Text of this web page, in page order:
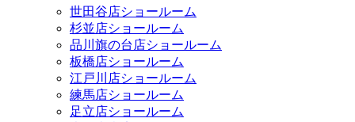
世田谷店ショールーム
杉並店ショールーム
品川旗の台店ショールーム
板橋店ショールーム
江戸川店ショールーム
練馬店ショールーム
足立店ショールーム